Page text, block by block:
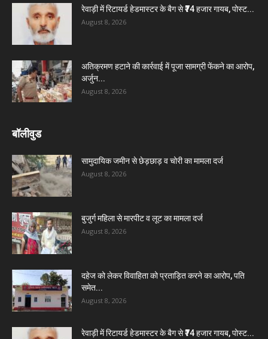
रेवाड़ी में रिटायर्ड हेडमास्टर के बैग से ₹74 हजार गायब, पोस्ट...
August 8, 2026
अतिक्रमण हटाने की कार्रवाई में पूजा सामग्री फेंकने का आरोप,
अर्जुन...
August 8, 2026
बॉलीवुड
सामुदायिक जमीन से छेड़छाड़ व चोरी का मामला दर्ज
August 8, 2026
बुजुर्ग महिला से मारपीट व लूट का मामला दर्ज
August 8, 2026
दहेज को लेकर विवाहिता को प्रताड़ित करने का आरोप, पति
समेत...
August 8, 2026
रेवाड़ी में रिटायर्ड हेडमास्टर के बैग से ₹74 हजार गायब, पोस्ट...